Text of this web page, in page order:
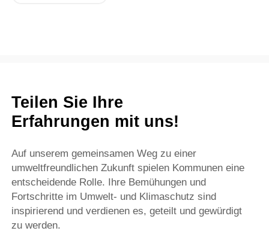
Teilen Sie Ihre
Erfahrungen mit uns!
Auf unserem gemeinsamen Weg zu einer
umweltfreundlichen Zukunft spielen Kommunen eine
entscheidende Rolle. Ihre Bemühungen und
Fortschritte im Umwelt- und Klimaschutz sind
inspirierend und verdienen es, geteilt und gewürdigt
zu werden.